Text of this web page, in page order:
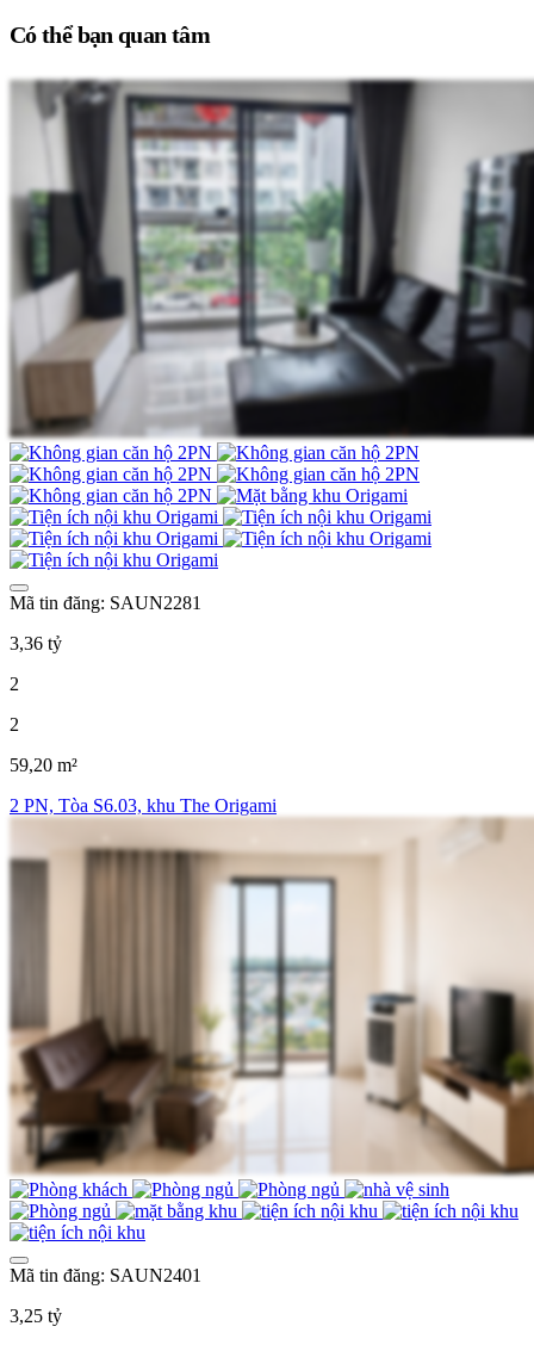
Có thể bạn quan tâm
Mã tin đăng: SAUN2281
3,36 tỷ
2
2
59,20 m²
2 PN, Tòa S6.03, khu The Origami
Mã tin đăng: SAUN2401
3,25 tỷ